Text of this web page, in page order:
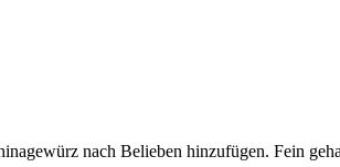
nach Belieben hinzufügen. Fein